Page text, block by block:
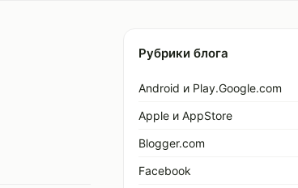
Рубрики блога
Android и Play.Google.com
Apple и AppStore
Blogger.com
Facebook